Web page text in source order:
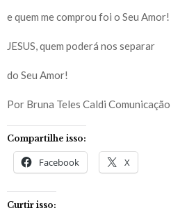
e quem me comprou foi o Seu Amor!
JESUS, quem poderá nos separar
do Seu Amor!
Por Bruna Teles Caldi Comunicação
Compartilhe isso:
Facebook X
Curtir isso: